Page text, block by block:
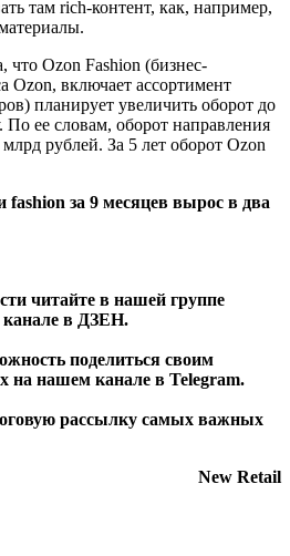
там rich-контент, как, например,
что Ozon Fashion (бизнес-
Ozon, включает ассортимент
планирует увеличить оборот до
По ее словам, оборот направления
рублей. За 5 лет оборот Ozon
fashion за 9 месяцев вырос в два
читайте в нашей группе
в ДЗЕН.
поделиться своим
на нашем канале в Telegram.
рассылку самых важных
New Retail